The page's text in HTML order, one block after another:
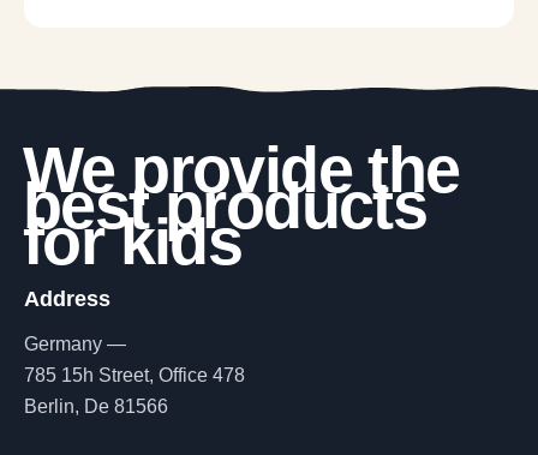
We provide the
best products
for kids
Address
Germany —
785 15h Street, Office 478
Berlin, De 81566